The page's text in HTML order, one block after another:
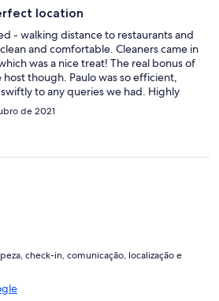
location
- walking distance to restaurants and
and comfortable. Cleaners came in
was a nice treat! The real bonus of
though. Paulo was so efficient,
to any queries we had. Highly
week.
de 2021
check-in, comunicação, localização e